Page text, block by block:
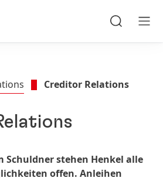
Creditor Relations
Schuldner stehen Henkel alle
offen. Anleihen